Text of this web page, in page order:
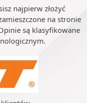
najpierw złożyć
na stronie
są klasyfikowane